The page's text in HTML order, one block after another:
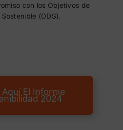
con los Objetivos de
Sostenible (ODS).
El Informe
2024